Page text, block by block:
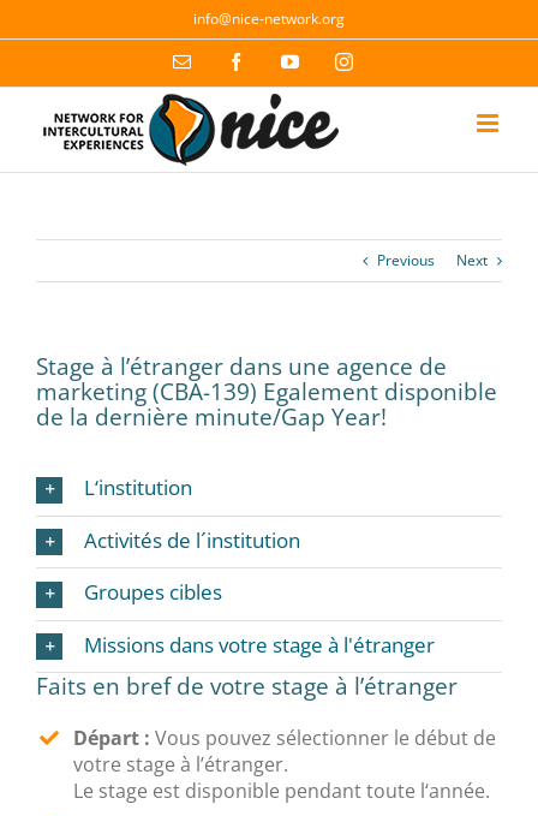
to
info@nice-network.org
Email FacebookYouTubeInstagram
Previous Next
Stage à l’étranger dans une agence de
marketing (CBA-139) Egalement disponible
de la dernière minute/Gap Year!
L‘institution
Activités de l´institution
Groupes cibles
Missions dans votre stage à l'étranger
Faits en bref de votre stage à l’étranger
Départ : Vous pouvez sélectionner le début de
votre stage à l’étranger.
Le stage est disponible pendant toute l‘année.